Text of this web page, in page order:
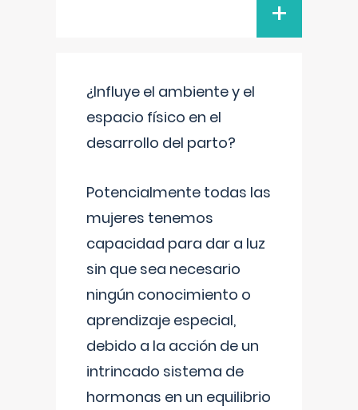
+
¿Influye el ambiente y el
espacio físico en el
desarrollo del parto?
Potencialmente todas las
mujeres tenemos
capacidad para dar a luz
sin que sea necesario
ningún conocimiento o
aprendizaje especial,
debido a la acción de un
intrincado sistema de
hormonas en un equilibrio